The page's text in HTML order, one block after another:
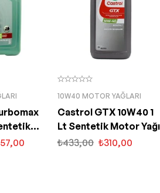
10W40 MOTOR YAĞLARI
Castrol GTX 10W40 1
Lt Sentetik Motor Yağı
₺433,00 ₺310,00